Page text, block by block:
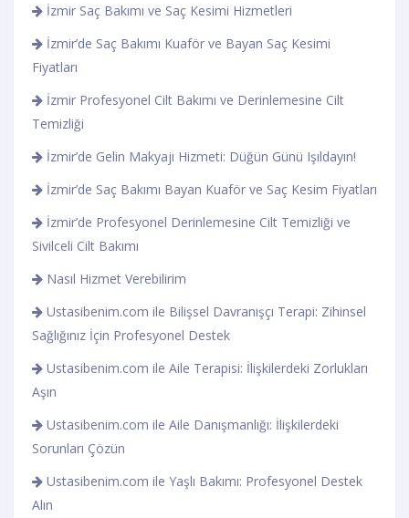
İzmir Saç Bakımı ve Saç Kesimi Hizmetleri
İzmir’de Saç Bakımı Kuaför ve Bayan Saç Kesimi
Fiyatları
İzmir Profesyonel Cilt Bakımı ve Derinlemesine Cilt
Temizliği
İzmir’de Gelin Makyajı Hizmeti: Düğün Günü Işıldayın!
İzmir’de Saç Bakımı Bayan Kuaför ve Saç Kesim Fiyatları
İzmir’de Profesyonel Derinlemesine Cilt Temizliği ve
Sivilceli Cilt Bakımı
Nasıl Hizmet Verebilirim
Ustasibenim.com ile Bilişsel Davranışçı Terapi: Zihinsel
Sağlığınız İçin Profesyonel Destek
Ustasibenim.com ile Aile Terapisi: İlişkilerdeki Zorlukları
Aşın
Ustasibenim.com ile Aile Danışmanlığı: İlişkilerdeki
Sorunları Çözün
Ustasibenim.com ile Yaşlı Bakımı: Profesyonel Destek
Alın